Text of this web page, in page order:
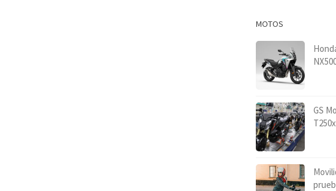
MOTOS
GS